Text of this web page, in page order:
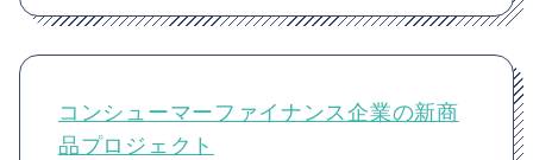
コンシューマーファイナンス企業の新商
品プロジェクト